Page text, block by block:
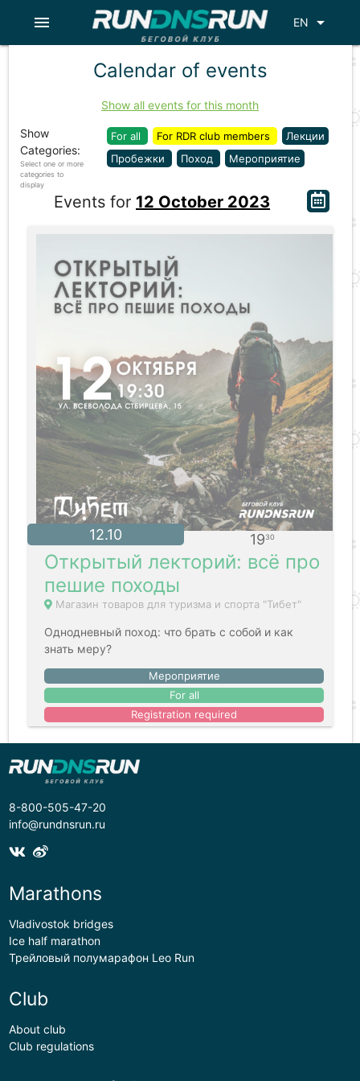
EN arrow_drop_down
menu
Calendar of events
Show all events for this month
Show
Categories:
Select one or more
categories to
display
For all For RDR club members
Лекции
Пробежки
Поход Мероприятие
Events for 12 October 2023
12.10 1930
Открытый лекторий: всё про
пешие походы
Магазин товаров для туризма и спорта "Тибет"
Однодневный поход: что брать с собой и как
знать меру?
Мероприятие
For all
Registration required
8-800-505-47-20
info@rundnsrun.ru
Marathons
Vladivostok bridges
Ice half marathon
Трейловый полумарафон Leo Run
Club
About club
Club regulations